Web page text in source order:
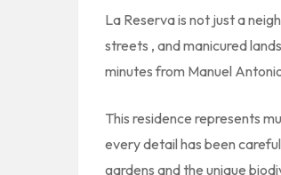
La Reserva is not just a
streets , andmanicured
minutes from Manuel
This residence represents
every detail has been
gardens and the unique